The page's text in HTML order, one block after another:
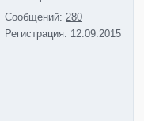
Сообщений: 280
Регистрация: 12.09.2015